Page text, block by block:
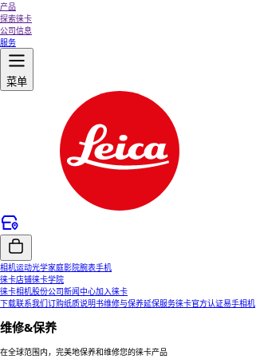
产品
探索徕卡
公司信息
服务
菜单
相机运动光学家庭影院腕表手机
徕卡店铺徕卡学院
徕卡相机股份公司新闻中心加入徕卡
下载联系我们订购纸质说明书维修与保养延保服务徕卡官方认证易手相机
维修&保养
在全球范围内，完美地保养和维修您的徕卡产品